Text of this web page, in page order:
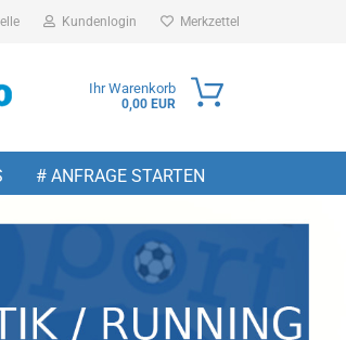
Kundenlogin Merkzettel
Ihr Warenkorb
0,00 EUR
# ANFRAGE STARTEN